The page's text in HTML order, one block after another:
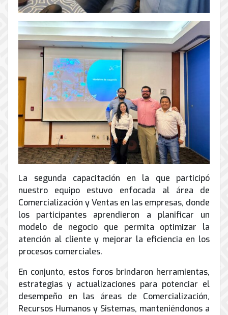
La segunda capacitación en la que participó
nuestro equipo estuvo enfocada al área de
Comercialización y Ventas en las empresas, donde
los participantes aprendieron a planificar un
modelo de negocio que permita optimizar la
atención al cliente y mejorar la eficiencia en los
procesos comerciales.
En conjunto, estos foros brindaron herramientas,
estrategias y actualizaciones para potenciar el
desempeño en las áreas de Comercialización,
Recursos Humanos y Sistemas, manteniéndonos a